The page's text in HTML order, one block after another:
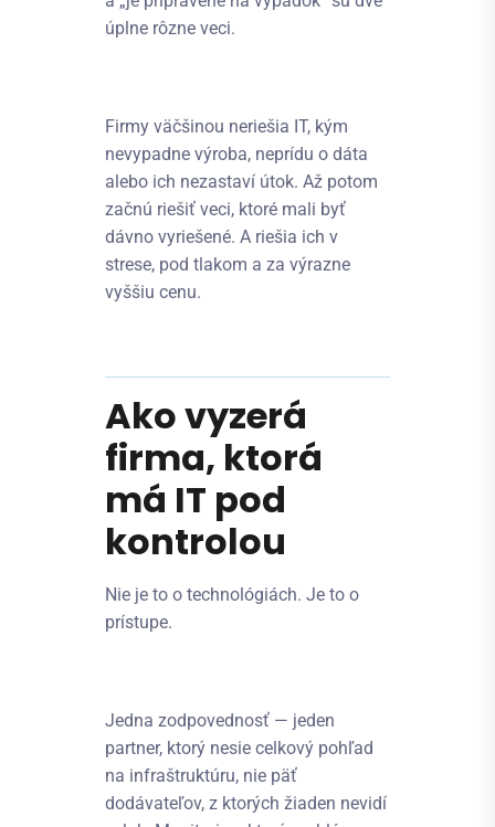
úplne rôzne veci.
Firmy väčšinou neriešia IT, kým
nevypadne výroba, neprídu o dáta
alebo ich nezastaví útok. Až potom
začnú riešiť veci, ktoré mali byť
dávno vyriešené. A riešia ich v
strese, pod tlakom a za výrazne
vyššiu cenu.
Ako vyzerá
firma, ktorá
má IT pod
kontrolou
Nie je to o technológiách. Je to o
prístupe.
Jedna zodpovednosť — jeden
partner, ktorý nesie celkový pohľad
na infraštruktúru, nie päť
dodávateľov, z ktorých žiaden nevidí